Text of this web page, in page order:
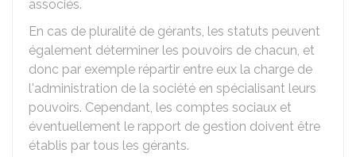
associés.
En cas de pluralité de gérants, les statuts peuvent
également déterminer les pouvoirs de chacun, et
donc par exemple répartir entre eux la charge de
l'administration de la société en spécialisant leurs
pouvoirs. Cependant, les comptes sociaux et
éventuellement le rapport de gestion doivent être
établis par tous les gérants.